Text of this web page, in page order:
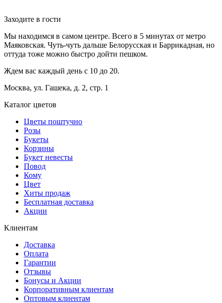
Заходите в гости
Мы находимся в самом центре. Всего в 5 минутах от метро
Маяковская. Чуть-чуть дальше Белорусская и Баррикадная, но
оттуда тоже можно быстро дойти пешком.
Ждем вас каждый день с 10 до 20.
Москва, ул. Гашека, д. 2, стр. 1
Каталог цветов
Цветы поштучно
Розы
Букеты
Корзины
Букет невесты
Повод
Кому
Цвет
Хиты продаж
Бесплатная доставка
Акции
Клиентам
Доставка
Оплата
Гарантии
Отзывы
Бонусы и Акции
Корпоративным клиентам
Оптовым клиентам